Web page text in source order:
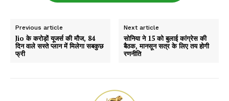
Previous article
Jio के करोड़ों यूजर्स की मौज, 84
दिन वाले सस्ते प्लान में मिलेगा सबकुछ
फ्री
Next article
सोनिया ने 15 को बुलाई कांग्रेस की
बैठक, मानसून सत्र के लिए तय होगी
रणनीति